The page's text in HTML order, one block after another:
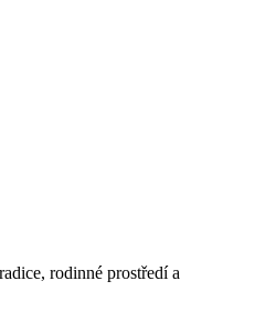
rodinné prostředí a